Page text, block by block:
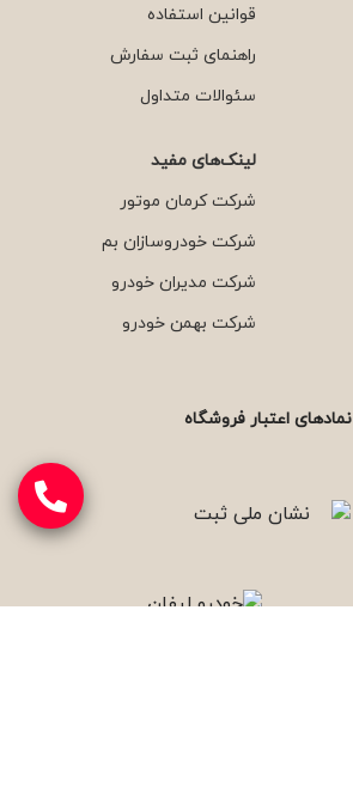
قوانین استفاده
راهنمای ثبت سفارش
سئوالات متداول
لینک‌های مفید
شرکت کرمان موتور
شرکت خودروسازان بم
شرکت مدیران خودرو
شرکت بهمن خودرو
نمادهای اعتبار فروشگاه